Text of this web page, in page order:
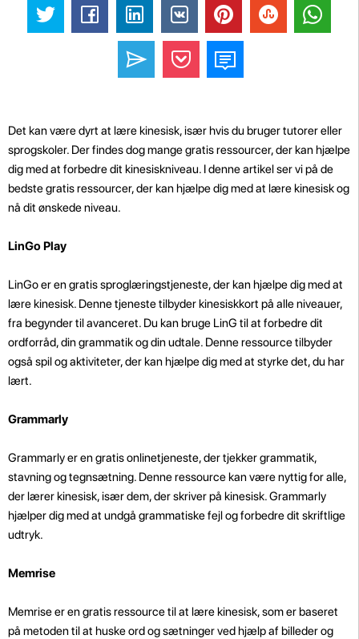
Det kan være dyrt at lære kinesisk, især hvis du bruger tutorer eller
sprogskoler. Der findes dog mange gratis ressourcer, der kan hjælpe
dig med at forbedre dit kinesiskniveau. I denne artikel ser vi på de
bedste gratis ressourcer, der kan hjælpe dig med at lære kinesisk og
nå dit ønskede niveau.
LinGo Play
LinGo er en gratis sproglæringstjeneste, der kan hjælpe dig med at
lære kinesisk. Denne tjeneste tilbyder kinesiskkort på alle niveauer,
fra begynder til avanceret. Du kan bruge LinG til at forbedre dit
ordforråd, din grammatik og din udtale. Denne ressource tilbyder
også spil og aktiviteter, der kan hjælpe dig med at styrke det, du har
lært.
Grammarly
Grammarly er en gratis onlinetjeneste, der tjekker grammatik,
stavning og tegnsætning. Denne ressource kan være nyttig for alle,
der lærer kinesisk, især dem, der skriver på kinesisk. Grammarly
hjælper dig med at undgå grammatiske fejl og forbedre dit skriftlige
udtryk.
Memrise
Memrise er en gratis ressource til at lære kinesisk, som er baseret
på metoden til at huske ord og sætninger ved hjælp af billeder og